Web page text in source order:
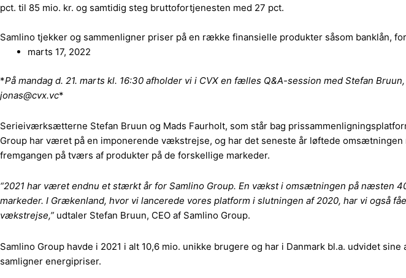
pct. til 85 mio. kr. og samtidig steg bruttofortjenesten med 27 pct.
Samlino tjekker og sammenligner priser på en række finansielle produkter såsom banklån,
marts 17, 2022
*På mandag d. 21. marts kl. 16:30 afholder vi i CVX en fælles Q&A-session med Stefan
jonas@cvx.vc*
Serieiværksætterne Stefan Bruun og Mads Faurholt, som står bag
Group har været på en imponerende vækstrejse, og har det seneste år løftede
fremgangen på tværs af produkter på de forskellige markeder.
“2021 har været endnu et stærkt år for Samlino Group. En vækst i omsætningen på næsten
markeder. I Grækenland, hvor vi lancerede vores platform i slutningen af 2020, har vi
vækstrejse,” udtaler Stefan Bruun, CEO af Samlino Group.
Samlino Group havde i 2021 i alt 10,6 mio. unikke brugere og har i Danmark bl.a. udvidet
samligner energipriser.